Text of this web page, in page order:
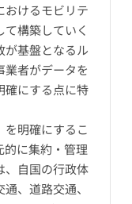
おけるモビリテ
構築していく
が基盤となるル
業者がデータを
確にする点に特
明確にするこ
的に集約・管理
、自国の行政体
、道路交通、